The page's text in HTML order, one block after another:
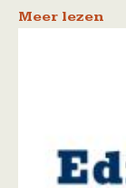
Meer lezen